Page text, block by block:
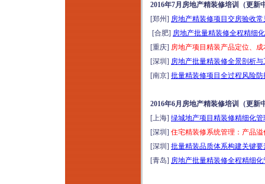
2016年7月房地产精装修培训（更新
[郑州] 房地产精装修项目交房验收
[合肥] 房地产批量精装修全程精细
[重庆] 房地产项目精装产品定位、
[深圳] 房地产批量精装修全景剖析
[南京] 批量精装修项目全过程风险
2016年6月房地产精装修培训（更新
[上海] 绿城地产项目精装修精细化
[深圳] 住宅精装修系统管理：产品
[深圳] 批量精装品质体系构建关键
[青岛] 房地产批量精装修全程精细